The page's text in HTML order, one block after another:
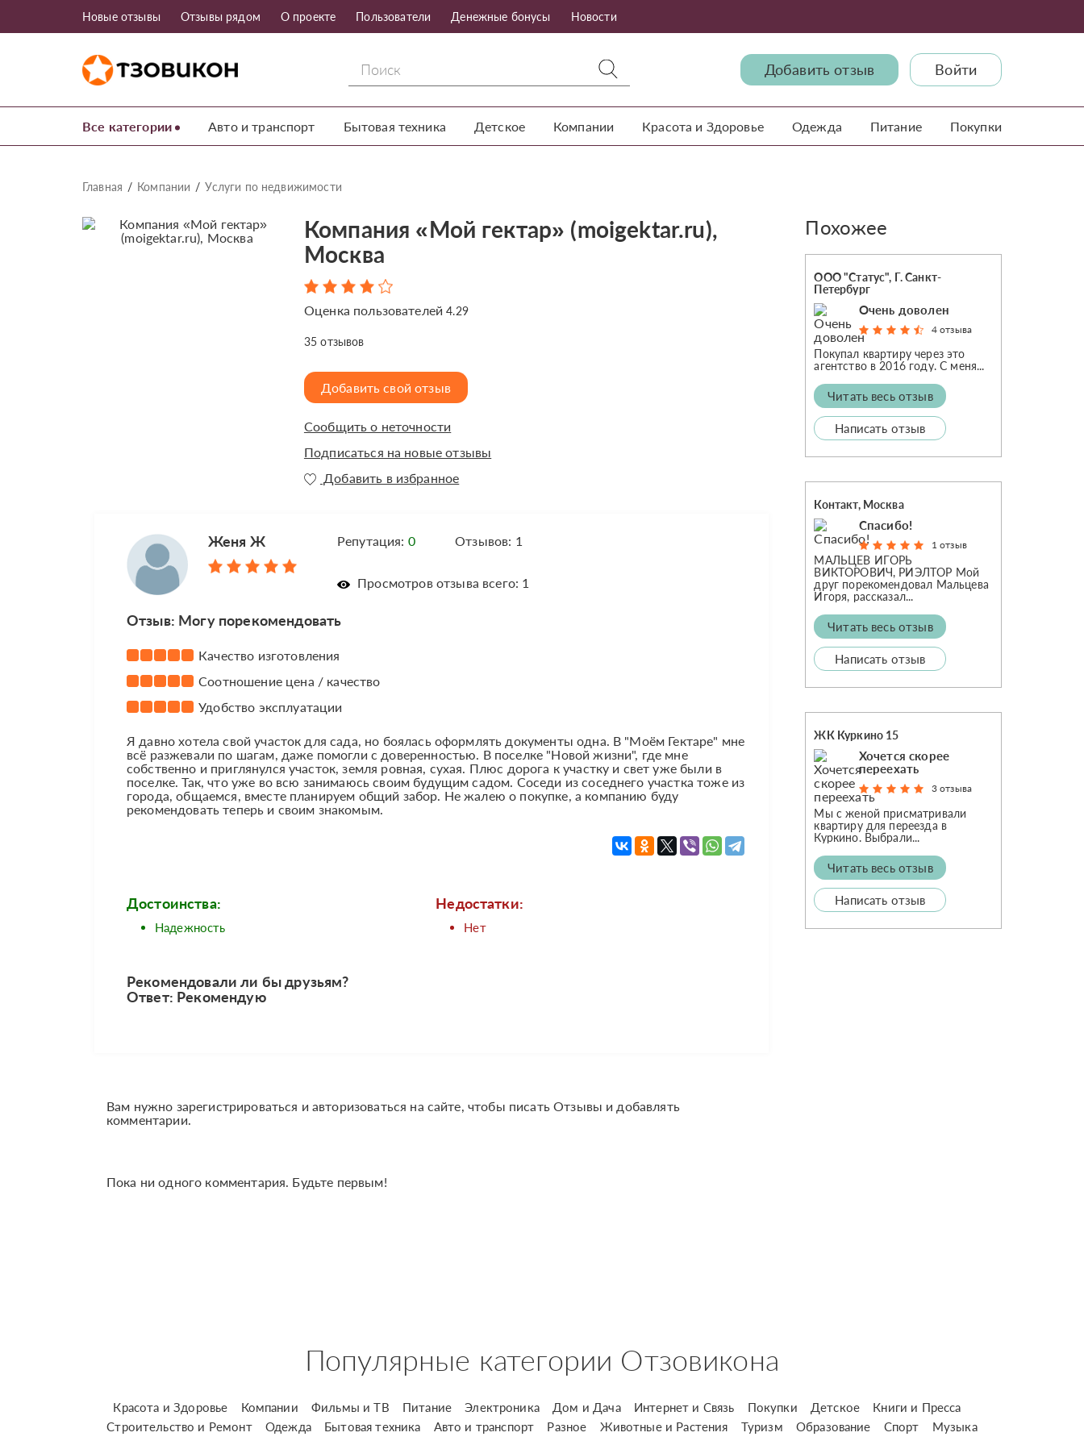
Новые отзывы Отзывы рядом О проекте Пользователи Денежные бонусы Новости
Добавить отзыв Войти
Все категории Авто и транспорт Бытовая техника Детское Компании Красота и Здоровье Одежда Питание Покупки
Главная Компании Услуги по недвижимости
Компания «Мой гектар» (moigektar.ru),
Москва
Оценка пользователей4.29
35 отзывов
Добавить свой отзыв
Сообщить о неточности
Подписаться на новые отзывы
Добавить в избранное
Женя Ж Репутация: 0 Отзывов: 1
Просмотров отзыва всего: 1
Отзыв: Могу порекомендовать
Качество изготовления
Соотношение цена / качество
Удобство эксплуатации
Я давно хотела свой участок для сада, но боялась оформлять документы одна. В "Моём Гектаре" мне
всё разжевали по шагам, даже помогли с доверенностью. В поселке "Новой жизни", где мне
собственно и приглянулся участок, земля ровная, сухая. Плюс дорога к участку и свет уже были в
поселке. Так, что уже во всю занимаюсь своим будущим садом. Соседи из соседнего участка тоже из
города, общаемся, вместе планируем общий забор. Не жалею о покупке, а компанию буду
рекомендовать теперь и своим знакомым.
Достоинства:
Надежность
Недостатки:
Нет
Рекомендовали ли бы друзьям?
Ответ: Рекомендую
Вам нужно зарегистрироваться и авторизоваться на сайте, чтобы писать Отзывы и добавлять
комментарии.
Пока ни одного комментария. Будьте первым!
Похожее
OOO "Статус", Г. Санкт-
Петербург
Очень доволен
4 отзыва
Покупал квартиру через это
агентство в 2016 году. С меня...
Читать весь отзыв
Написать отзыв
Контакт, Москва
Спасибо!
1 отзыв
МАЛЬЦЕВ ИГОРЬ
ВИКТОРОВИЧ, РИЭЛТОР Мой
друг порекомендовал Мальцева
Игоря, рассказал...
Читать весь отзыв
Написать отзыв
ЖК Куркино 15
Хочется скорее
переехать​
3 отзыва
Мы с женой присматривали
квартиру для переезда в
Куркино. Выбрали...
Читать весь отзыв
Написать отзыв
Популярные категории Отзовикона
Красота и Здоровье Компании Фильмы и ТВ Питание Электроника Дом и Дача Интернет и Связь Покупки Детское
Книги и Пресса
Строительство и Ремонт
Одежда Бытовая техника Авто и транспорт Разное Животные и Растения Туризм Образование Спорт Музыка